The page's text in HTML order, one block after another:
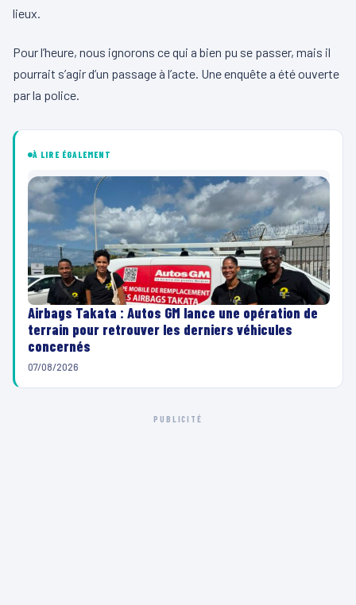
lieux.
Pour l’heure, nous ignorons ce qui a bien pu se passer, mais il
pourrait s’agir d’un passage à l’acte. Une enquête a été ouverte
par la police.
À LIRE ÉGALEMENT
Airbags Takata : Autos GM lance une opération de
terrain pour retrouver les derniers véhicules
concernés
07/08/2026
PUBLICITÉ